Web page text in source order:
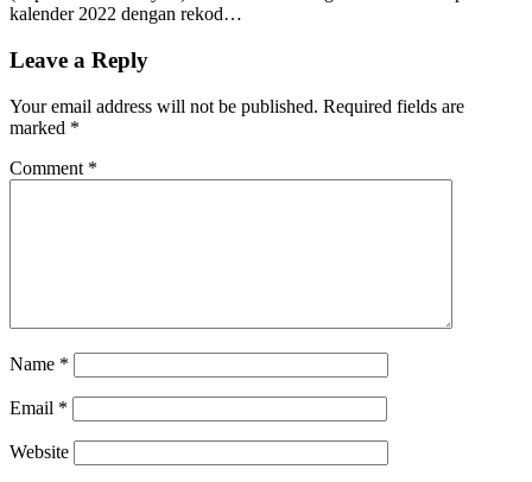
kalender 2022 dengan rekod…
Leave a Reply
Your email address will not be published. Required fields are
marked *
Comment *
Name *
Email *
Website